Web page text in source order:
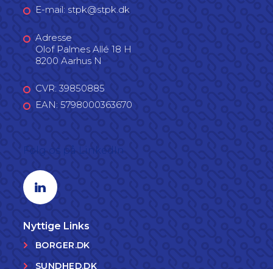
E-mail: stpk@stpk.dk
Adresse
Olof Palmes Allé 18 H
8200 Aarhus N
CVR: 39850885
EAN: 5798000363670
Linkedin profil
Nyttige Links
BORGER.DK
SUNDHED.DK